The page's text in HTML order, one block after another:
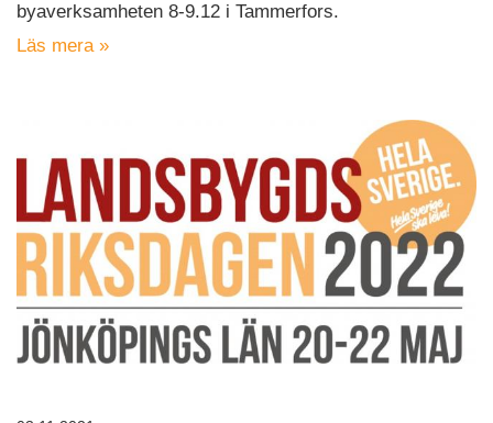
byaverksamheten 8-9.12 i Tammerfors.
Läs mera »